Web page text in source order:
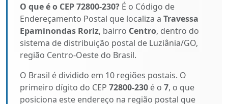
O que é o CEP 72800-230? É o Código de
Endereçamento Postal que localiza a Travessa
Epaminondas Roriz, bairro Centro, dentro do
sistema de distribuição postal de Luziânia/GO,
região Centro-Oeste do Brasil.
O Brasil é dividido em 10 regiões postais. O
primeiro dígito do CEP 72800-230 é o 7, o que
posiciona este endereço na região postal que